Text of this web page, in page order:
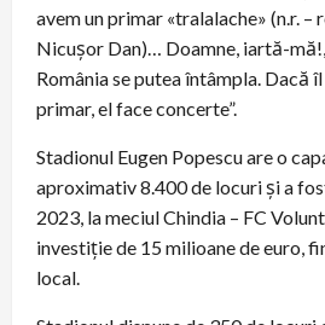
avem un primar «tralalache» (n.r.
Nicușor Dan)… Doamne, iartă-
România se putea întâmpla. Dacă
primar, el face concerte”.
Stadionul Eugen Popescu are o
aproximativ 8.400 de locuri și a
2023, la meciul Chindia – FC
investiție de 15 milioane de euro,
local.